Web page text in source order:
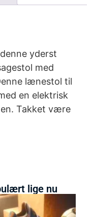
yderst
med
lænestol til
en elektrisk
Takket være
lige nu